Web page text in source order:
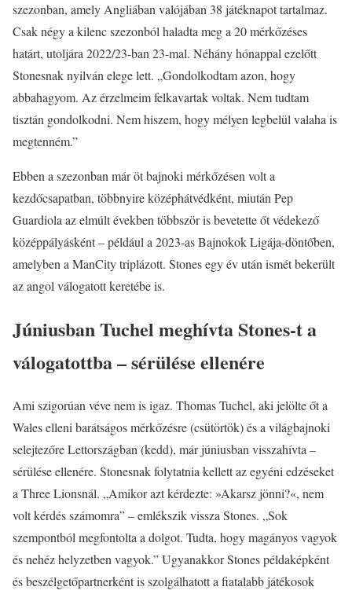
szezonban, amely Angliában valójában 38 játéknapot tartalmaz.
Csak négy a kilenc szezonból haladta meg a 20 mérkőzéses
határt, utoljára 2022/23-ban 23-mal. Néhány hónappal ezelőtt
Stonesnak nyilván elege lett. „Gondolkodtam azon, hogy
abbahagyom. Az érzelmeim felkavartak voltak. Nem tudtam
tisztán gondolkodni. Nem hiszem, hogy mélyen legbelül valaha is
megtenném.”
Ebben a szezonban már öt bajnoki mérkőzésen volt a
kezdőcsapatban, többnyire középhátvédként, miután Pep
Guardiola az elmúlt években többször is bevetette őt védekező
középpályásként – például a 2023-as Bajnokok Ligája-döntőben,
amelyben a ManCity triplázott. Stones egy év után ismét bekerült
az angol válogatott keretébe is.
Júniusban Tuchel meghívta Stones-t a
válogatottba – sérülése ellenére
Ami szigorúan véve nem is igaz. Thomas Tuchel, aki jelölte őt a
Wales elleni barátságos mérkőzésre (csütörtök) és a világbajnoki
selejtezőre Lettországban (kedd), már júniusban visszahívta –
sérülése ellenére. Stonesnak folytatnia kellett az egyéni edzéseket
a Three Lionsnál. „Amikor azt kérdezte: »Akarsz jönni?«, nem
volt kérdés számomra” – emlékszik vissza Stones. „Sok
szempontból megfontolta a dolgot. Tudta, hogy magányos vagyok
és nehéz helyzetben vagyok.” Ugyanakkor Stones példaképként
és beszélgetőpartnerként is szolgálhatott a fiatalabb játékosok